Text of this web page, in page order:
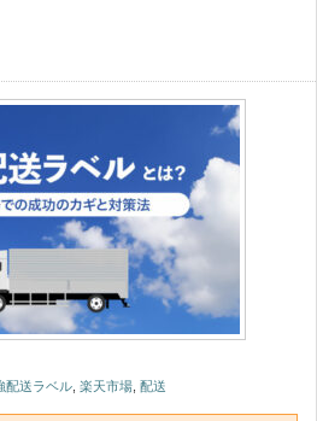
配送ラベル 楽天市場 配送